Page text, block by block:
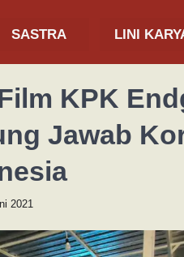
SASTRA LINI
KPK
Jawab
2021